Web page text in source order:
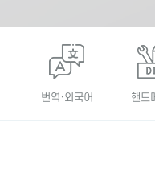
번역·외국어 핸드